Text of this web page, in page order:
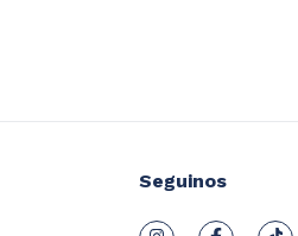
Seguinos